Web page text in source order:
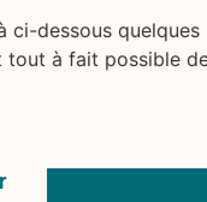
ci-dessous
à fait possible